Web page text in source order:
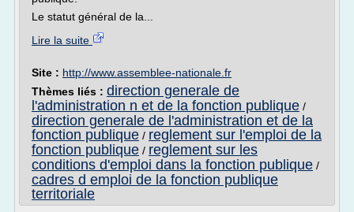
Le statut général de la...
Lire la suite
Site : http://www.assemblee-nationale.fr
Thèmes liés : direction generale de
l'administration n et de la fonction publique /
direction generale de l'administration et de la
fonction publique / reglement sur l'emploi de la
fonction publique / reglement sur les
conditions d'emploi dans la fonction publique /
cadres d emploi de la fonction publique
territoriale